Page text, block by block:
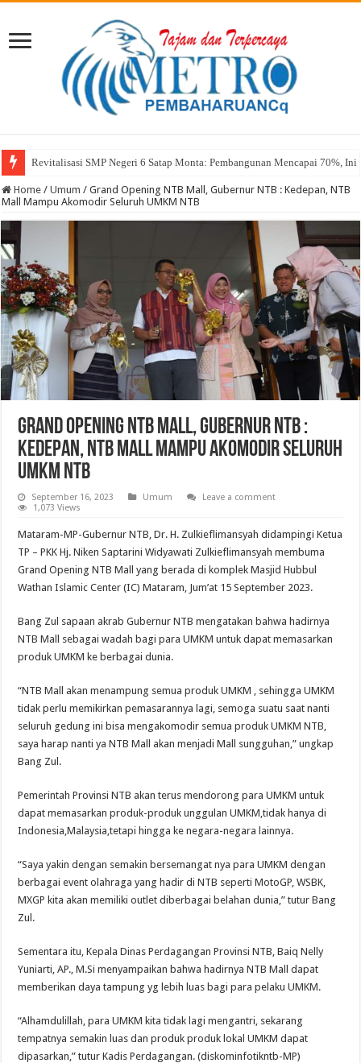
Revitalisasi SMP Negeri 6 Satap Monta: Pembangunan Mencapai 70%,
Sekda Abul: Pelantikan adalah Pengakuan Kompetensi
Home / Umum / Grand Opening NTB Mall, Gubernur NTB : Kedepan, NTB
Mall Mampu Akomodir Seluruh UMKM NTB
Grand Opening NTB Mall, Gubernur NTB :
Kedepan, NTB Mall Mampu Akomodir Seluruh
UMKM NTB
September 16, 2023 Umum
Leave a comment
1,073 Views
Mataram-MP-Gubernur NTB, Dr. H. Zulkieflimansyah didampingi Ketua
TP – PKK Hj. Niken Saptarini Widyawati Zulkieflimansyah membuma
Grand Opening NTB Mall yang berada di komplek Masjid Hubbul
Wathan Islamic Center (IC) Mataram, Jum’at 15 September 2023.
Bang Zul sapaan akrab Gubernur NTB mengatakan bahwa hadirnya
NTB Mall sebagai wadah bagi para UMKM untuk dapat memasarkan
produk UMKM ke berbagai dunia.
“NTB Mall akan menampung semua produk UMKM , sehingga UMKM
tidak perlu memikirkan pemasarannya lagi, semoga suatu saat nanti
seluruh gedung ini bisa mengakomodir semua produk UMKM NTB,
saya harap nanti ya NTB Mall akan menjadi Mall sungguhan,” ungkap
Bang Zul.
Pemerintah Provinsi NTB akan terus mendorong para UMKM untuk
dapat memasarkan produk-produk unggulan UMKM,tidak hanya di
Indonesia,Malaysia,tetapi hingga ke negara-negara lainnya.
“Saya yakin dengan semakin bersemangat nya para UMKM dengan
berbagai event olahraga yang hadir di NTB seperti MotoGP, WSBK,
MXGP kita akan memiliki outlet diberbagai belahan dunia,” tutur Bang
Zul.
Sementara itu, Kepala Dinas Perdagangan Provinsi NTB, Baiq Nelly
Yuniarti, AP., M.Si menyampaikan bahwa hadirnya NTB Mall dapat
memberikan daya tampung yg lebih luas bagi para pelaku UMKM.
“Alhamdulillah, para UMKM kita tidak lagi mengantri, sekarang
tempatnya semakin luas dan produk produk lokal UMKM dapat
dipasarkan,” tutur Kadis Perdagangan. (diskominfotikntb-MP)